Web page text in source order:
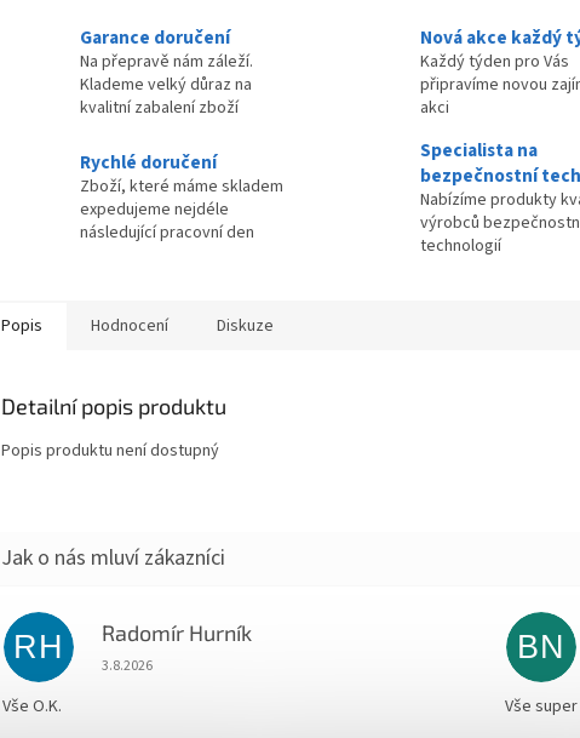
Garance doručení
Na přepravě nám záleží.
Klademe velký důraz na
kvalitní zabalení zboží
Nová akce každý
Každý týden pro Vás
připravíme novou
akci
Rychlé doručení
Zboží, které máme skladem
expedujeme nejdéle
následující pracovní den
Specialista na
bezpečnostní
Nabízíme produkty
výrobců
technologií
Popis Hodnocení Diskuze
Detailní popis produktu
Popis produktu není dostupný
RH Radomír Hurník
Hodnocení obchodu je 5 z 5 hvězdiček.
3.8.2026
Vše O.K.
BN
Vše